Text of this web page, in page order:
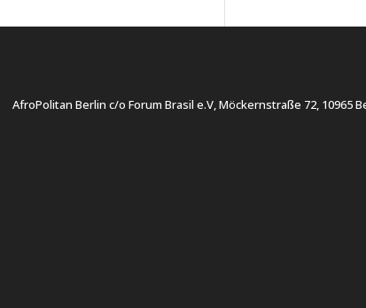
AfroPolitan Berlin c/o Forum Brasil e.V, Möckernstraße 72, 10965